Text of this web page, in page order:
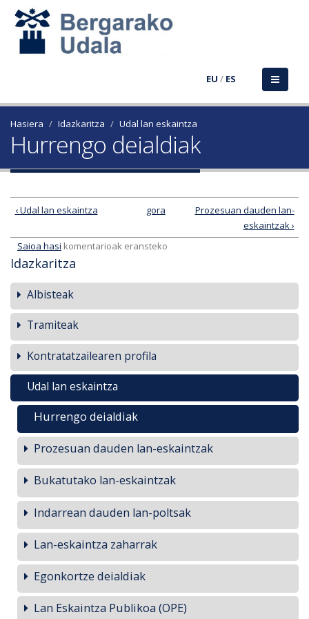
EU / ES
Hasiera Idazkaritza Udal lan eskaintza
Hurrengo deialdiak
‹ Udal lan eskaintza gora
Prozesuan dauden lan-
eskaintzak ›
Saioa hasi komentarioak eransteko
Idazkaritza
Albisteak
Tramiteak
Kontratatzailearen profila
Udal lan eskaintza
Hurrengo deialdiak
Prozesuan dauden lan-eskaintzak
Bukatutako lan-eskaintzak
Indarrean dauden lan-poltsak
Lan-eskaintza zaharrak
Egonkortze deialdiak
Lan Eskaintza Publikoa (OPE)